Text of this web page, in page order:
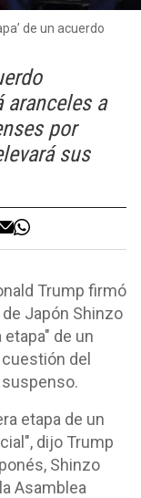
de un acuerdo
aranceles a
por
sus
Trump firmó
Japón Shinzo
de un
del
etapa de un
dijo Trump
Shinzo
Asamblea